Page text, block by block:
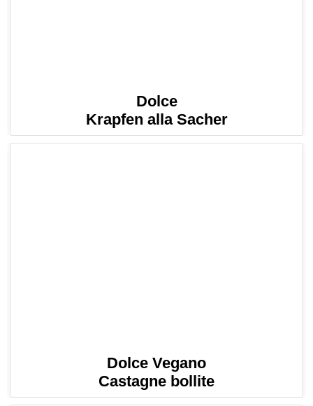
Dolce
Krapfen alla Sacher
Dolce Vegano
Castagne bollite